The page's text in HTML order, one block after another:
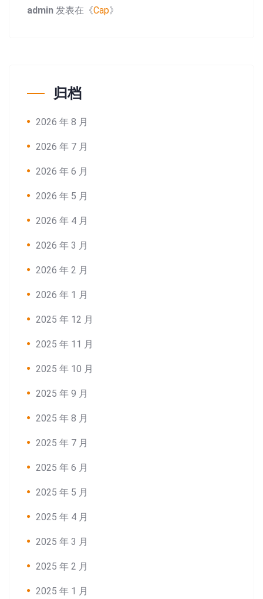
admin 发表在《Cap》
归档
2026 年 8 月
2026 年 7 月
2026 年 6 月
2026 年 5 月
2026 年 4 月
2026 年 3 月
2026 年 2 月
2026 年 1 月
2025 年 12 月
2025 年 11 月
2025 年 10 月
2025 年 9 月
2025 年 8 月
2025 年 7 月
2025 年 6 月
2025 年 5 月
2025 年 4 月
2025 年 3 月
2025 年 2 月
2025 年 1 月